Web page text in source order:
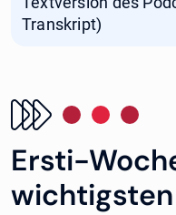
Transkript)
Ersti-